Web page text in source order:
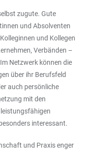
zugute. Gute
und Absolventen
und Kollegen
Verbänden –
Netzwerk können die
über ihr Berufsfeld
auch persönliche
mit den
interessant.
und Praxis enger